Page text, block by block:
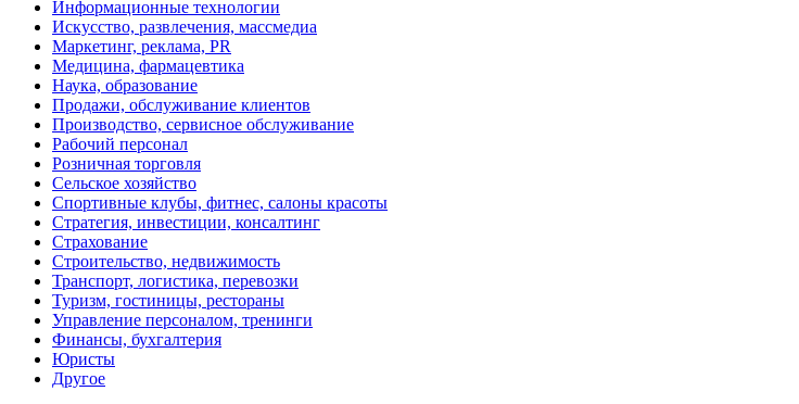
Информационные технологии
Искусство, развлечения, массмедиа
Маркетинг, реклама, PR
Медицина, фармацевтика
Наука, образование
Продажи, обслуживание клиентов
Производство, сервисное обслуживание
Рабочий персонал
Розничная торговля
Сельское хозяйство
Спортивные клубы, фитнес, салоны красоты
Стратегия, инвестиции, консалтинг
Страхование
Строительство, недвижимость
Транспорт, логистика, перевозки
Туризм, гостиницы, рестораны
Управление персоналом, тренинги
Финансы, бухгалтерия
Юристы
Другое